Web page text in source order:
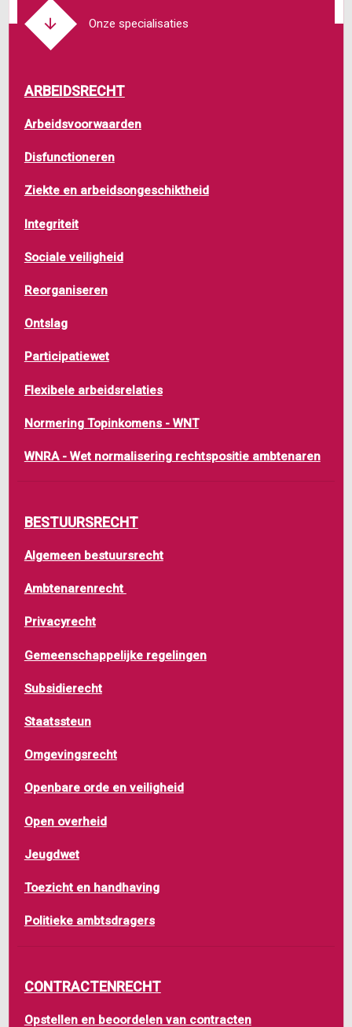
Onze specialisaties
ARBEIDSRECHT
Arbeidsvoorwaarden
Disfunctioneren
Ziekte en arbeidsongeschiktheid
Integriteit
Sociale veiligheid
Reorganiseren
Ontslag
Participatiewet
Flexibele arbeidsrelaties
Normering Topinkomens - WNT
WNRA - Wet normalisering rechtspositie ambtenaren
BESTUURSRECHT
Algemeen bestuursrecht
Ambtenarenrecht
Privacyrecht
Gemeenschappelijke regelingen
Subsidierecht
Staatssteun
Omgevingsrecht
Openbare orde en veiligheid
Open overheid
Jeugdwet
Toezicht en handhaving
Politieke ambtsdragers
CONTRACTENRECHT
Opstellen en beoordelen van contracten